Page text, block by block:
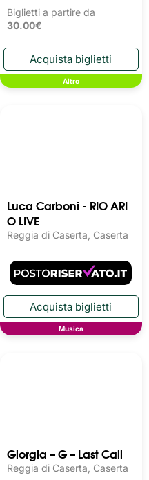
Biglietti a partire da
30.00€
Altro
Luca Carboni - RIO ARI
O LIVE
Reggia di Caserta, Caserta
Musica
Giorgia – G – Last Call
Reggia di Caserta, Caserta